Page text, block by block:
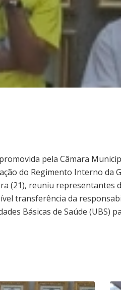
pela Câmara
do Regimento Interno da
(21), reuniu representantes
transferência da
Básicas de Saúde (UBS)